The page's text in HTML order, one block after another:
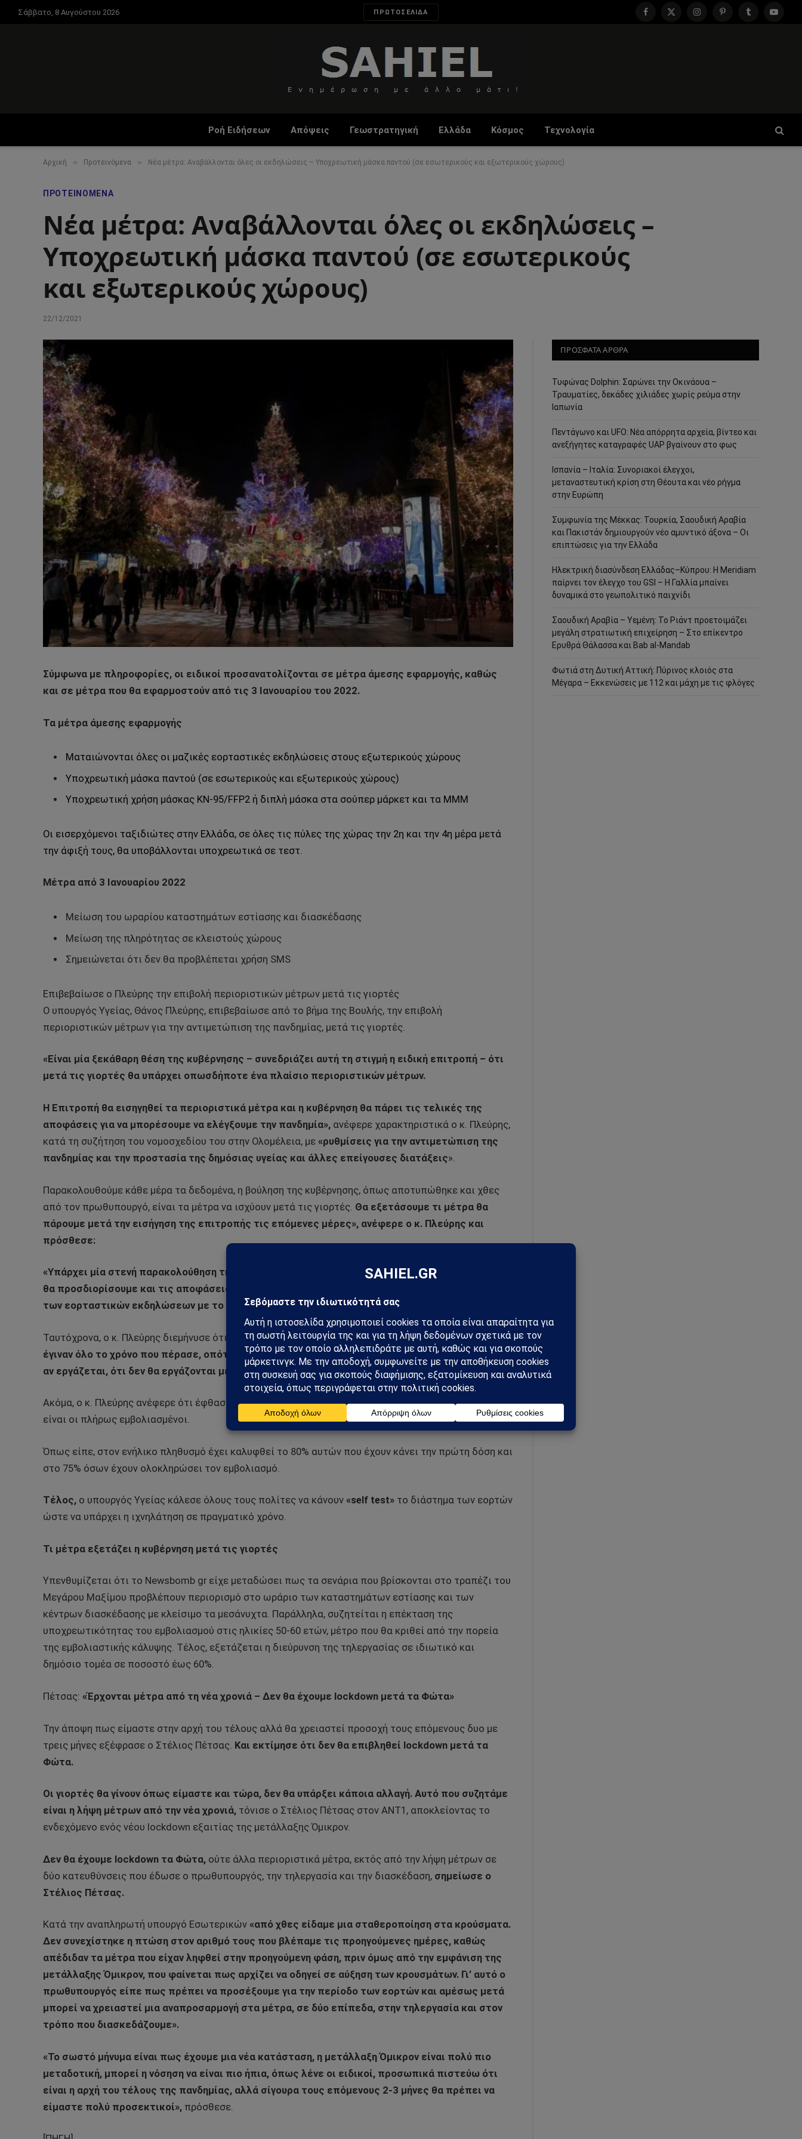
Σάββατο, 8 Αυγούστου 2026 ΠΡΩΤΟΣΕΛΙΔΑ
Facebook
X
InstagramPinterestTumblr
Ροή Ειδήσεων Απόψεις Γεωστρατηγική Ελλάδα Κόσμος Τεχνολογία
Αρχική » Προτεινόμενα » Νέα μέτρα: Αναβάλλονται όλες οι εκδηλώσεις – Υποχρεωτική μάσκα παντού (σε εσωτερικούς και εξωτερικούς χώρους)
ΠΡΟΤΕΙΝΌΜΕΝΑ
Νέα μέτρα: Αναβάλλονται όλες οι εκδηλώσεις –
Υποχρεωτική μάσκα παντού (σε εσωτερικούς
και εξωτερικούς χώρους)
22/12/2021
Σύμφωνα με πληροφορίες, οι ειδικοί προσανατολίζονται σε μέτρα άμεσης εφαρμογής, καθώς
και σε μέτρα που θα εφαρμοστούν από τις 3 Ιανουαρίου του 2022.
Τα μέτρα άμεσης εφαρμογής
Ματαιώνονται όλες οι μαζικές εορταστικές εκδηλώσεις στους εξωτερικούς χώρους
Υποχρεωτική μάσκα παντού (σε εσωτερικούς και εξωτερικούς χώρους)
Υποχρεωτική χρήση μάσκας KN-95/FFP2 ή διπλή μάσκα στα σούπερ μάρκετ και τα ΜΜΜ
Οι εισερχόμενοι ταξιδιώτες στην Ελλάδα, σε όλες τις πύλες της χώρας την 2η και την 4η μέρα μετά
την άφιξή τους, θα υποβάλλονται υποχρεωτικά σε τεστ.
Μέτρα από 3 Ιανουαρίου 2022
Μείωση του ωραρίου καταστημάτων εστίασης και διασκέδασης
Μείωση της πληρότητας σε κλειστούς χώρους
Σημειώνεται ότι δεν θα προβλέπεται χρήση SMS
Επιβεβαίωσε ο Πλεύρης την επιβολή περιοριστικών μέτρων μετά τις γιορτές
Ο υπουργός Υγείας, Θάνος Πλεύρης, επιβεβαίωσε από το βήμα της Βουλής, την επιβολή
περιοριστικών μέτρων για την αντιμετώπιση της πανδημίας, μετά τις γιορτές.
«Είναι μία ξεκάθαρη θέση της κυβέρνησης – συνεδριάζει αυτή τη στιγμή η ειδική επιτροπή – ότι
μετά τις γιορτές θα υπάρχει οπωσδήποτε ένα πλαίσιο περιοριστικών μέτρων.
Η Επιτροπή θα εισηγηθεί τα περιοριστικά μέτρα και η κυβέρνηση θα πάρει τις τελικές της
αποφάσεις για να μπορέσουμε να ελέγξουμε την πανδημία», ανέφερε χαρακτηριστικά ο κ. Πλεύρης,
κατά τη συζήτηση του νομοσχεδίου του στην Ολομέλεια, με «ρυθμίσεις για την αντιμετώπιση της
πανδημίας και την προστασία της δημόσιας υγείας και άλλες επείγουσες διατάξεις».
Παρακολουθούμε κάθε μέρα τα δεδομένα, η βούληση της κυβέρνησης, όπως αποτυπώθηκε και χθες
από τον πρωθυπουργό, είναι τα μέτρα να ισχύουν μετά τις γιορτές. Θα εξετάσουμε τι μέτρα θα
πάρουμε μετά την εισήγηση της επιτροπής τις επόμενες μέρες», ανέφερε ο κ. Πλεύρης και
πρόσθεσε:
«Υπάρχει μία στενή παρακολούθηση της κατάστασης και αναλόγως των στοιχείων που θα έχουμε
θα προσδιορίσουμε και τις αποφάσεις μας, με βούληση όμως να γίνει κανονικά το διάστημα αυτό
των εορταστικών εκδηλώσεων με το ισχύον πλαίσιο».
Ταυτόχρονα, ο κ. Πλεύρης διεμήνυσε ότι
«το επόμενο δεκαήμερο θα γίνουν τόσοι έλεγχοι, όσοι
έγιναν όλο το χρόνο που πέρασε, οπότε δεν θα πρέπει να διανοηθεί κανένας σε όποια χώρο και
αν εργάζεται, ότι δεν θα εργάζονται μέσα μόνο άτομα εμβολιασμένα».
Ακόμα, ο κ. Πλεύρης ανέφερε ότι έφθασαν στο 70% οι προγραμματισμένοι εμβολιασμοί και στο 66%
είναι οι πλήρως εμβολιασμένοι.
Όπως είπε, στον ενήλικο πληθυσμό έχει καλυφθεί το 80% αυτών που έχουν κάνει την πρώτη δόση και
στο 75% όσων έχουν ολοκληρώσει τον εμβολιασμό.
Τέλος, ο υπουργός Υγείας κάλεσε όλους τους πολίτες να κάνουν «self test» το διάστημα των εορτών
ώστε να υπάρχει η ιχνηλάτηση σε πραγματικό χρόνο.
Τι μέτρα εξετάζει η κυβέρνηση μετά τις γιορτές
Υπενθυμίζεται ότι το Newsbomb gr είχε μεταδώσει πως τα σενάρια που βρίσκονται στο τραπέζι του
Μεγάρου Μαξίμου προβλέπουν περιορισμό στο ωράριο των καταστημάτων εστίασης και των
κέντρων διασκέδασης με κλείσιμο τα μεσάνυχτα. Παράλληλα, συζητείται η επέκταση της
υποχρεωτικότητας του εμβολιασμού στις ηλικίες 50-60 ετών, μέτρο που θα κριθεί από την πορεία
της εμβολιαστικής κάλυψης. Τέλος, εξετάζεται η διεύρυνση της τηλεργασίας σε ιδιωτικό και
δημόσιο τομέα σε ποσοστό έως 60%.
Πέτσας: «Έρχονται μέτρα από τη νέα χρονιά – Δεν θα έχουμε lockdown μετά τα Φώτα»
Την άποψη πως είμαστε στην αρχή του τέλους αλλά θα χρειαστεί προσοχή τους επόμενους δυο με
τρεις μήνες εξέφρασε ο Στέλιος Πέτσας. Και εκτίμησε ότι δεν θα επιβληθεί lockdown μετά τα
Φώτα.
Οι γιορτές θα γίνουν όπως είμαστε και τώρα, δεν θα υπάρξει κάποια αλλαγή. Αυτό που συζητάμε
είναι η λήψη μέτρων από την νέα χρονιά, τόνισε ο Στέλιος Πέτσας στον ΑΝΤ1, αποκλείοντας το
ενδεχόμενο ενός νέου lockdown εξαιτίας της μετάλλαξης Όμικρον.
Δεν θα έχουμε lockdown τα Φώτα, ούτε άλλα περιοριστικά μέτρα, εκτός από την λήψη μέτρων σε
δύο κατευθύνσεις που έδωσε ο πρωθυπουργός, την τηλεργασία και την διασκέδαση, σημείωσε ο
Στέλιος Πέτσας.
Κατά την αναπληρωτή υπουργό Εσωτερικών «από χθες είδαμε μια σταθεροποίηση στα κρούσματα.
Δεν συνεχίστηκε η πτώση στον αριθμό τους που βλέπαμε τις προηγούμενες ημέρες, καθώς
απέδιδαν τα μέτρα που είχαν ληφθεί στην προηγούμενη φάση, πριν όμως από την εμφάνιση της
μετάλλαξης Όμικρον, που φαίνεται πως αρχίζει να οδηγεί σε αύξηση των κρουσμάτων. Γι’ αυτό ο
πρωθυπουργός είπε πως πρέπει να προσέξουμε για την περίοδο των εορτών και αμέσως μετά
μπορεί να χρειαστεί μια αναπροσαρμογή στα μέτρα, σε δύο επίπεδα, στην τηλεργασία και στον
τρόπο που διασκεδάζουμε».
«Το σωστό μήνυμα είναι πως έχουμε μια νέα κατάσταση, η μετάλλαξη Όμικρον είναι πολύ πιο
μεταδοτική, μπορεί η νόσηση να είναι πιο ήπια, όπως λένε οι ειδικοί, προσωπικά πιστεύω ότι
είναι η αρχή του τέλους της πανδημίας, αλλά σίγουρα τους επόμενους 2-3 μήνες θα πρέπει να
είμαστε πολύ προσεκτικοί», πρόσθεσε.
ΠΡΟΣΦΑΤΑ ΑΡΘΡΑ
Τυφώνας Dolphin: Σαρώνει την Οκινάουα –
Τραυματίες, δεκάδες χιλιάδες χωρίς ρεύμα στην
Ιαπωνία
Πεντάγωνο και UFO: Νέα απόρρητα αρχεία, βίντεο και
ανεξήγητες καταγραφές UAP βγαίνουν στο φως
Ισπανία – Ιταλία: Συνοριακοί έλεγχοι,
μεταναστευτική κρίση στη Θέουτα και νέο ρήγμα
στην Ευρώπη
Συμφωνία της Μέκκας: Τουρκία, Σαουδική Αραβία
και Πακιστάν δημιουργούν νέο αμυντικό άξονα – Οι
επιπτώσεις για την Ελλάδα
Ηλεκτρική διασύνδεση Ελλάδας–Κύπρου: Η Meridiam
παίρνει τον έλεγχο του GSI – Η Γαλλία μπαίνει
δυναμικά στο γεωπολιτικό παιχνίδι
Σαουδική Αραβία – Υεμένη: Το Ριάντ προετοιμάζει
μεγάλη στρατιωτική επιχείρηση – Στο επίκεντρο
Ερυθρά Θάλασσα και Bab al-Mandab
Φωτιά στη Δυτική Αττική: Πύρινος κλοιός στα
Μέγαρα – Εκκενώσεις με 112 και μάχη με τις φλόγες